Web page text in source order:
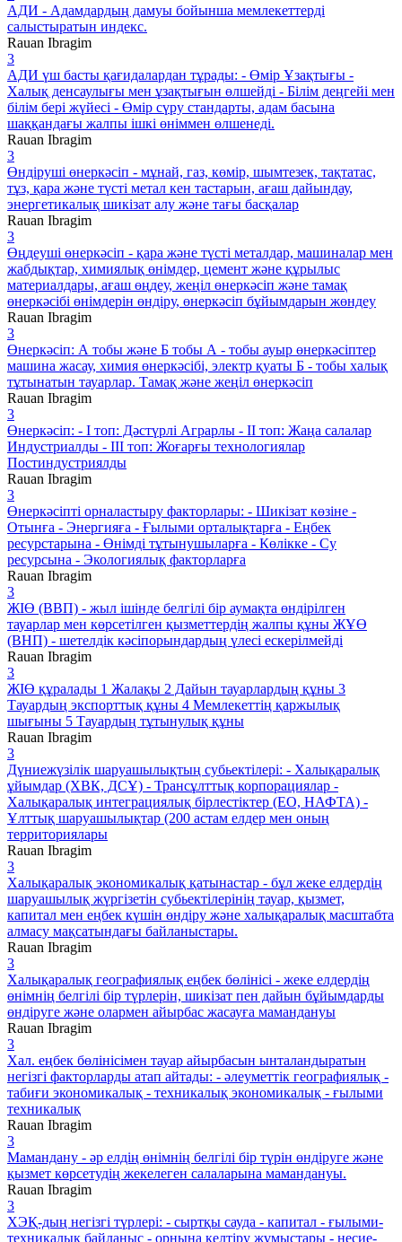
АДИ - Адамдардың дамуы бойынша мемлекеттерді
салыстыратын индекс.
Rauan Ibragim
3
АДИ үш басты қағидалардан тұрады: - Өмір Ұзақтығы -
Халық денсаулығы мен ұзақтығын өлшейді - Білім деңгейі мен
білім бері жүйесі - Өмір сүру стандарты, адам басына
шаққандағы жалпы ішкі өніммен өлшенеді.
Rauan Ibragim
3
Өндіруші өнеркәсіп - мұнай, газ, көмір, шымтезек, тақтатас,
тұз, қара және түсті метал кен тастарын, ағаш дайындау,
энергетикалық шикізат алу және тағы басқалар
Rauan Ibragim
3
Өңдеуші өнеркәсіп - қара және түсті металдар, машиналар мен
жабдықтар, химиялық өнімдер, цемент және құрылыс
материалдары, ағаш өңдеу, жеңіл өнеркәсіп және тамақ
өнеркәсібі өнімдерін өндіру, өнеркәсіп бұйымдарын жөндеу
Rauan Ibragim
3
Өнеркәсіп: А тобы және Б тобы А - тобы ауыр өнеркәсіптер
машина жасау, химия өнеркәсібі, электр қуаты Б - тобы халық
тұтынатын тауарлар. Тамақ және жеңіл өнеркәсіп
Rauan Ibragim
3
Өнеркәсіп: - І топ: Дәстүрлі Аграрлы - ІІ топ: Жаңа салалар
Индустриалды - ІІІ топ: Жоғарғы технологиялар
Постиндустриялды
Rauan Ibragim
3
Өнеркәсіпті орналастыру факторлары: - Шикізат көзіне -
Отынға - Энергияға - Ғылыми орталықтарға - Еңбек
ресурстарына - Өнімді тұтынушыларға - Көлікке - Су
ресурсына - Экологиялық факторларға
Rauan Ibragim
3
ЖІӨ (ВВП) - жыл ішінде белгілі бір аумақта өндірілген
тауарлар мен көрсетілген қызметтердің жалпы құны ЖҰӨ
(ВНП) - шетелдік кәсіпорындардың үлесі ескерілмейді
Rauan Ibragim
3
ЖІӨ құралады 1 Жалақы 2 Дайын тауарлардың құны 3
Тауардың экспорттық құны 4 Мемлекеттің қаржылық
шығыны 5 Тауардың тұтынулық құны
Rauan Ibragim
3
Дүниежүзілік шаруашылықтың субьектілері: - Халықаралық
ұйымдар (ХВК, ДСҰ) - Трансұлттық корпорациялар -
Халықаралық интеграциялық бірлестіктер (ЕО, НАФТА) -
Ұлттық шаруашылықтар (200 астам елдер мен оның
территориялары
Rauan Ibragim
3
Халықаралық экономикалық қатынастар - бұл жеке елдердің
шаруашылық жүргізетін субьектілерінің тауар, қызмет,
капитал мен еңбек күшін өндіру және халықаралық масштабта
алмасу мақсатындағы байланыстары.
Rauan Ibragim
3
Халықаралық географиялық еңбек бөлінісі - жеке елдердің
өнімнің белгілі бір түрлерін, шикізат пен дайын бұйымдарды
өндіруге және олармен айырбас жасауға мамандануы
Rauan Ibragim
3
Хал. еңбек бөлінісімен тауар айырбасын ынталандыратын
негізгі факторларды атап айтады: - әлеуметтік географиялық -
табиғи экономикалық - техникалық экономикалық - ғылыми
техникалық
Rauan Ibragim
3
Мамандану - әр елдің өнімнің белгілі бір түрін өндіруге және
қызмет көрсетудің жекелеген салаларына мамандануы.
Rauan Ibragim
3
ХЭҚ-дың негізгі түрлері: - сыртқы сауда - капитал - ғылыми-
техникалық байланыс - орнына келтіру жұмыстары - несие-